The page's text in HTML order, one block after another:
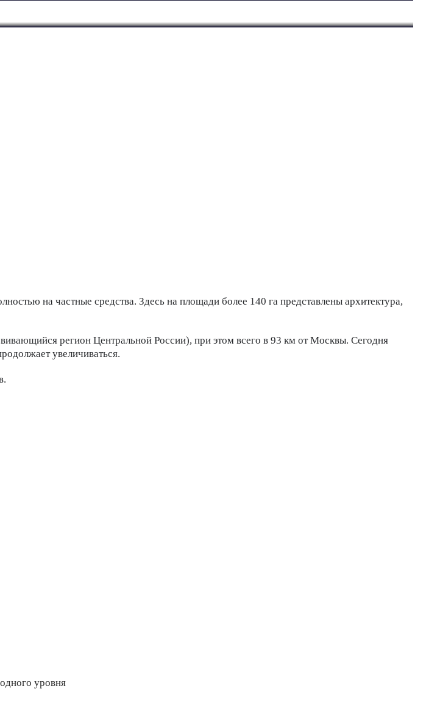
на частные средства. Здесь на площади более 140 га представлены архитектура,
регион Центральной России), при этом всего в 93 км от Москвы. Сегодня
увеличиваться.
уровня